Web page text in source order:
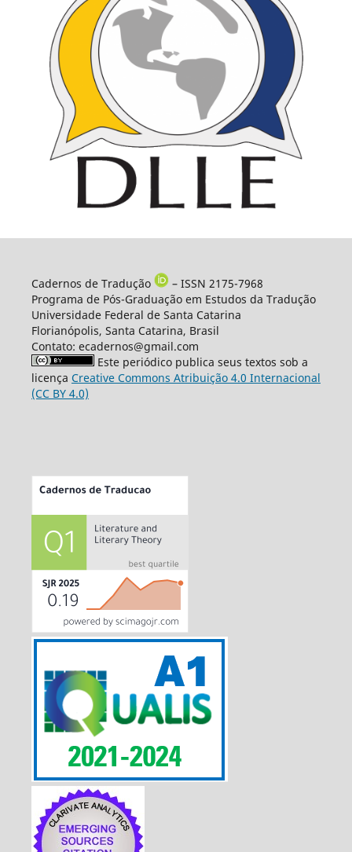
Cadernos de Tradução
– ISSN 2175-7968
Programa de Pós-Graduação em Estudos da Tradução
Universidade Federal de Santa Catarina
Florianópolis, Santa Catarina, Brasil
Contato: ecadernos@gmail.com
Este periódico publica seus textos sob a
licença Creative Commons Atribuição 4.0 Internacional
(CC BY 4.0)